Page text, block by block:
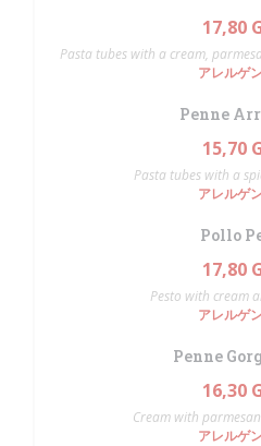
17,80
Pasta tubes with a cream,
アレルゲ
Penne
15,70
Pasta tubes with a
アレルゲ
Pollo
17,80
Pesto with cream
アレルゲ
Penne
16,30
Cream with
アレルゲ